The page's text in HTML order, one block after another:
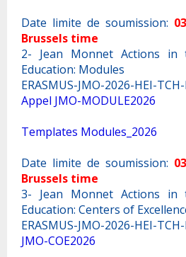
Date limite de soumission:
Brussels time
2- Jean Monnet Actions
Education: Modules
ERASMUS-JMO-2026-HEI-
Appel JMO-MODULE2026
Templates Modules_2026
Date limite de soumission:
Brussels time
3- Jean Monnet Actions
Education: Centers of
ERASMUS-JMO-2026-HEI-
JMO-COE2026